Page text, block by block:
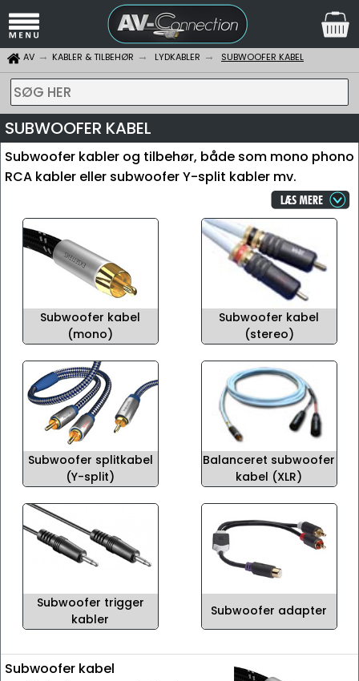
AV KABLER & TILBEHØR LYDKABLER SUBWOOFER KABEL
SØG HER
SUBWOOFER KABEL
Subwoofer kabler og tilbehør, både som mono phono
RCA kabler eller subwoofer Y-split kabler mv.
Subwoofer kabel
(mono)
Subwoofer kabel
(stereo)
Subwoofer splitkabel
(Y-split)
Balanceret subwoofer
kabel (XLR)
Subwoofer trigger
kabler
Subwoofer adapter
Subwoofer kabel